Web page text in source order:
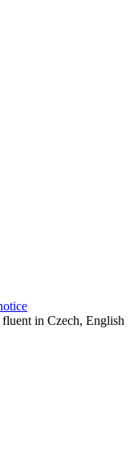
fluent in Czech, English